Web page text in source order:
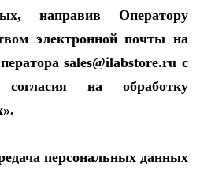
направив Оператору
электронной почты на
sales@ilabstore.ru с
на обработку
персональных данных